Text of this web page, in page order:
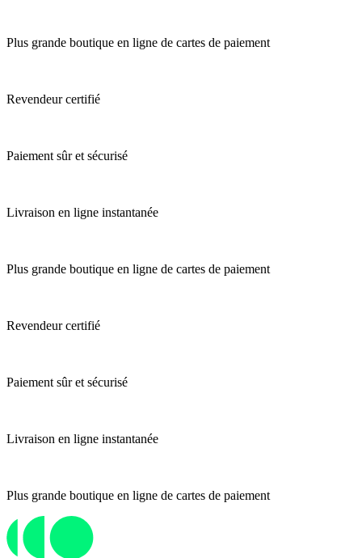
Plus grande boutique en ligne de cartes de paiement
Revendeur certifié
Paiement sûr et sécurisé
Livraison en ligne instantanée
Plus grande boutique en ligne de cartes de paiement
Revendeur certifié
Paiement sûr et sécurisé
Livraison en ligne instantanée
Plus grande boutique en ligne de cartes de paiement